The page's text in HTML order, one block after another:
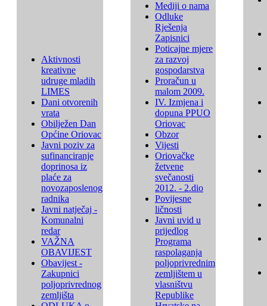
Aktivnosti
kreativne
udruge mladih
LIMES
Dani otvorenih
vrata
Obilježen Dan
Općine Oriovac
Javni poziv za
sufinanciranje
doprinosa iz
plaće za
novozaposlenog
radnika
Javni natječaj -
Komunalni
redar
VAŽNA
OBAVIJEST
Obavijest -
Zakupnici
poljoprivrednog
zemljišta
Mediji o nama
Odluke
Rješenja
Zapisnici
Poticajne mjere
za razvoj
gospodarstva
Proračun u
malom 2009.
IV. Izmjena i
dopuna PPUO
Oriovac
Obzor
Vijesti
Oriovačke
žetvene
svečanosti
2012. - 2.dio
Povijesne
ličnosti
Javni uvid u
prijedlog
Programa
raspolaganja
poljoprivrednim
zemljištem u
vlasništvu
Republike